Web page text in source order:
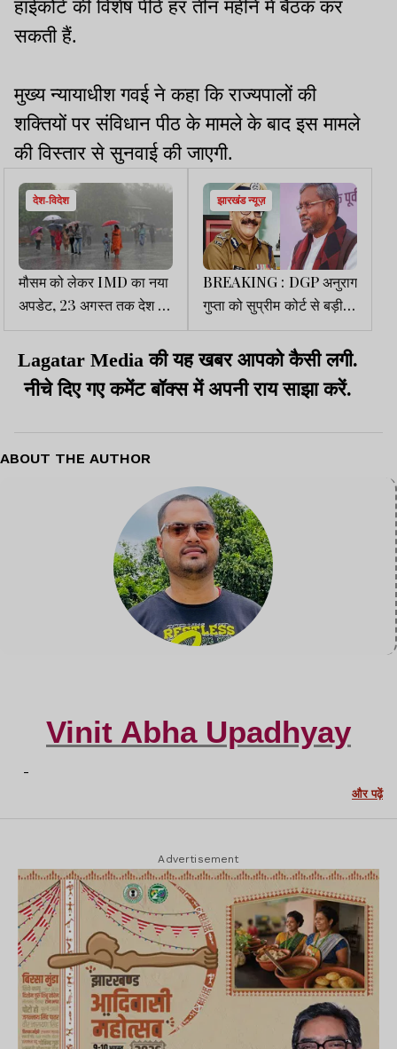
हाईकोर्ट की विशेष पीठें हर तीन महीने में बैठक कर
सकती हैं.
मुख्य न्यायाधीश गवई ने कहा कि राज्यपालों की
शक्तियों पर संविधान पीठ के मामले के बाद इस मामले
की विस्तार से सुनवाई की जाएगी.
देश-विदेश
मौसम को लेकर IMD का नया
अपडेट, 23 अगस्त तक देश के
कई हिस्सों में भारी बारिश का
अनुमान
झारखंड न्यूज़
BREAKING : DGP अनुराग
गुप्ता को सुप्रीम कोर्ट से बड़ी
राहत, बाबूलाल मरांडी की
याचिका खारिज
Lagatar Media की यह खबर आपको कैसी लगी.
नीचे दिए गए कमेंट बॉक्स में अपनी राय साझा करें.
ABOUT THE AUTHOR
Vinit Abha Upadhyay
-
और पढ़ें
Advertisement